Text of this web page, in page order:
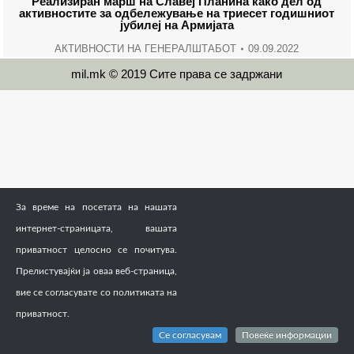
активностите за одбележување на триесет годишниот
јубилеј на Армијата
АКТИВНОСТИ НА ГЕНЕРАЛШТАБОТ 09.09.2022
mil.mk © 2019 Сите права се задржани
За време на посетата на нашата
интернет-страницата, вашата
приватност целосно се почитува.
Прелистувајќи ја оваа веб-страница,
вие се согласувате со политиката на
приватност.
Се согласувам Повеќе информации